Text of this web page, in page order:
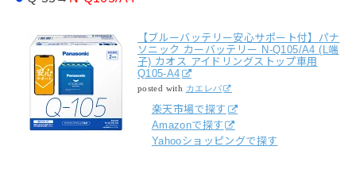
【ブルーバッテリー安心サポート付】パナ
ソニック カーバッテリー N-Q105/A4 (L端
子) カオス アイドリングストップ車用
Q105-A4
posted with カエレバ
楽天市場で探す
Amazonで探す
Yahooショッピングで探す